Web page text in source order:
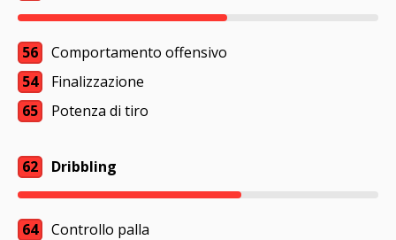
56
Comportamento offensivo
54
Finalizzazione
65
Potenza di tiro
62 Dribbling
64
Controllo palla